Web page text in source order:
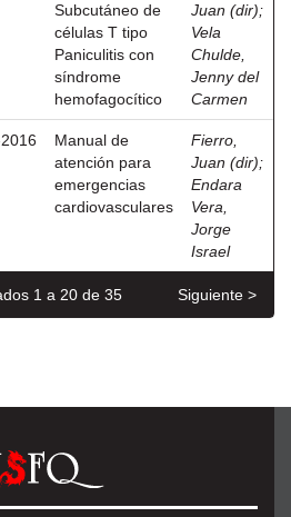
Subcutáneo de
células T tipo
Paniculitis con
síndrome
hemofagocítico
Juan (dir);
Vela
Chulde,
Jenny del
Carmen
Manual de
atención para
emergencias
cardiovasculares
Fierro,
Juan (dir);
Endara
Vera,
Jorge
Israel
1 a 20 de 35 Siguiente >